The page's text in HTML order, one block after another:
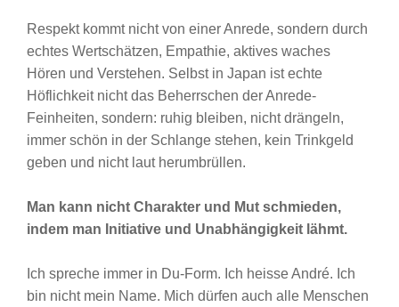
Respekt kommt nicht von einer Anrede, sondern durch
echtes Wertschätzen, Empathie, aktives waches
Hören und Verstehen. Selbst in Japan ist echte
Höflichkeit nicht das Beherrschen der Anrede-
Feinheiten, sondern: ruhig bleiben, nicht drängeln,
immer schön in der Schlange stehen, kein Trinkgeld
geben und nicht laut herumbrüllen.
Man kann nicht Charakter und Mut schmieden,
indem man Initiative und Unabhängigkeit lähmt.
Ich spreche immer in Du-Form. Ich heisse André. Ich
bin nicht mein Name. Mich dürfen auch alle Menschen